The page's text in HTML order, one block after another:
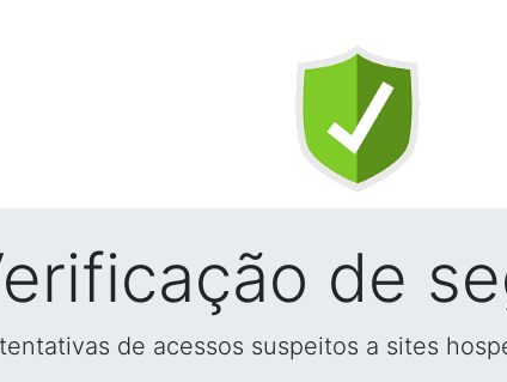
de
de acessos suspeitos a sites